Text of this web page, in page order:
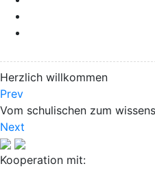
Herzlich willkommen
Prev
Vom schulischen zum
Next
Kooperation mit: